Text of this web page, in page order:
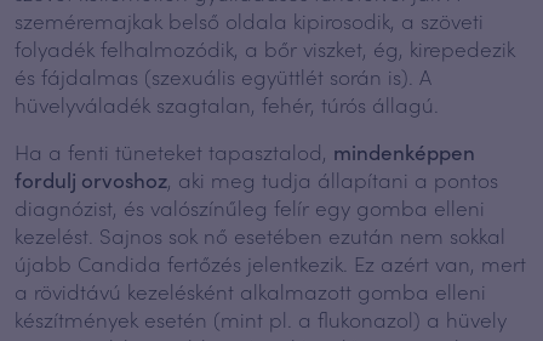
szeméremajkak belső oldala kipirosodik, a szöveti
folyadék felhalmozódik, a bőr viszket, ég, kirepedezik
és fájdalmas (szexuális együttlét során is). A
hüvelyváladék szagtalan, fehér, túrós állagú.
Ha a fenti tüneteket tapasztalod, mindenképpen
fordulj orvoshoz, aki meg tudja állapítani a pontos
diagnózist, és valószínűleg felír egy gomba elleni
kezelést. Sajnos sok nő esetében ezután nem sokkal
újabb Candida fertőzés jelentkezik. Ez azért van, mert
a rövidtávú kezelésként alkalmazott gomba elleni
készítmények esetén (mint pl. a flukonazol) a hüvely